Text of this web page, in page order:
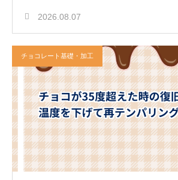
2026.08.07
チョコレート基礎・加工